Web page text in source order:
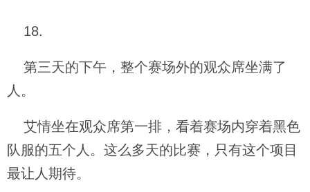
18.
第三天的下午，整个赛场外的观众席坐满了
人。
艾情坐在观众席第一排，看着赛场内穿着黑色
队服的五个人。这么多天的比赛，只有这个项目
最让人期待。